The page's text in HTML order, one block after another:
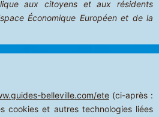
aux citoyens et aux résidents
Économique Européen et de la
belleville.com/ete (ci-après :
cookies et autres technologies liées